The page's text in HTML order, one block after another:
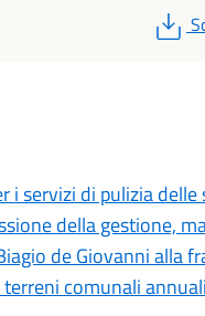
i servizi di pulizia
della gestione,
de Giovanni alla
comunali